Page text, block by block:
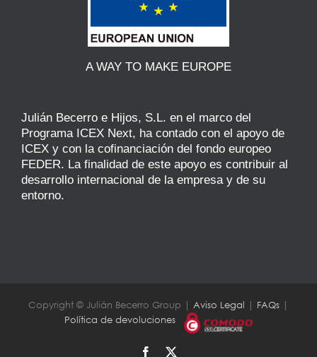
A WAY TO MAKE EUROPE
Julián Becerro e Hijos, S.L. en el marco del
Programa ICEX Next, ha contado con el apoyo de
ICEX y con la cofinanciación del fondo europeo
FEDER. La finalidad de este apoyo es contribuir al
desarrollo internacional de la empresa y de su
entorno.
Copyright © Julián Becerro Group | Aviso Legal | FAQs |
Política de devoluciones
Facebook